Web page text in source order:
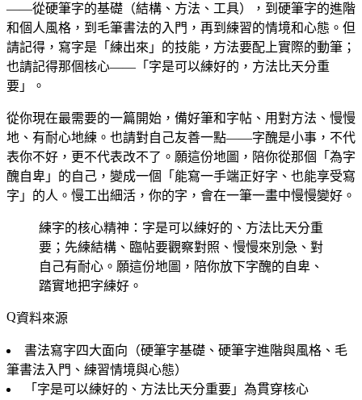
——從硬筆字的基礎（結構、方法、工具），到硬筆字的進階
和個人風格，到毛筆書法的入門，再到練習的情境和心態。但
請記得，寫字是「練出來」的技能，方法要配上實際的動筆；
也請記得那個核心——「字是可以練好的，方法比天分重
要」。
從你現在最需要的一篇開始，備好筆和字帖、用對方法、慢慢
地、有耐心地練。也請對自己友善一點——字醜是小事，不代
表你不好，更不代表改不了。願這份地圖，陪你從那個「為字
醜自卑」的自己，變成一個「能寫一手端正好字、也能享受寫
字」的人。慢工出細活，你的字，會在一筆一畫中慢慢變好。
練字的核心精神：字是可以練好的、方法比天分重
要；先練結構、臨帖要觀察對照、慢慢來別急、對
自己有耐心。願這份地圖，陪你放下字醜的自卑、
踏實地把字練好。
資料來源
書法寫字四大面向（硬筆字基礎、硬筆字進階與風格、毛
筆書法入門、練習情境與心態）
「字是可以練好的、方法比天分重要」為貫穿核心